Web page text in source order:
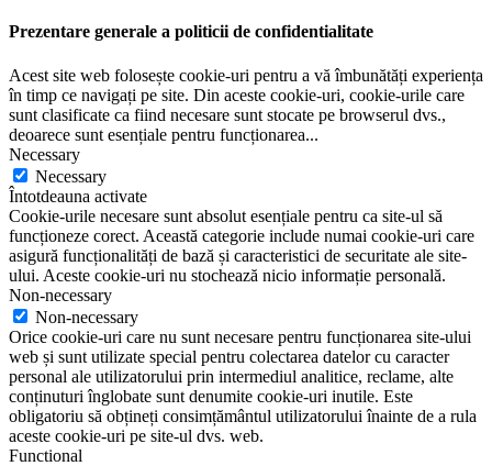
Prezentare generale a politicii de confidentialitate
Acest site web folosește cookie-uri pentru a vă îmbunătăți experiența
în timp ce navigați pe site. Din aceste cookie-uri, cookie-urile care
sunt clasificate ca fiind necesare sunt stocate pe browserul dvs.,
deoarece sunt esențiale pentru funcționarea...
Necessary
Necessary
Întotdeauna activate
Cookie-urile necesare sunt absolut esențiale pentru ca site-ul să
funcționeze corect. Această categorie include numai cookie-uri care
asigură funcționalități de bază și caracteristici de securitate ale site-
ului. Aceste cookie-uri nu stochează nicio informație personală.
Non-necessary
Non-necessary
Orice cookie-uri care nu sunt necesare pentru funcționarea site-ului
web și sunt utilizate special pentru colectarea datelor cu caracter
personal ale utilizatorului prin intermediul analitice, reclame, alte
conținuturi înglobate sunt denumite cookie-uri inutile. Este
obligatoriu să obțineți consimțământul utilizatorului înainte de a rula
aceste cookie-uri pe site-ul dvs. web.
Functional